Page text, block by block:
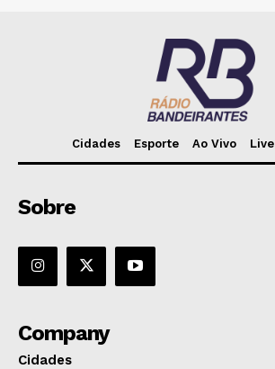
Cidades Esporte Ao Vivo Live
Sobre
Company
Cidades